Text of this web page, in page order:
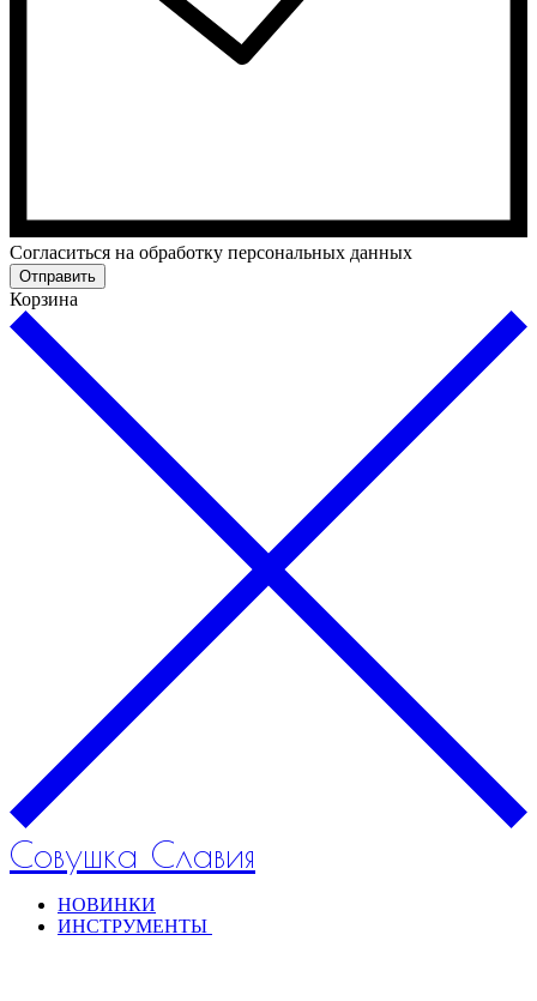
Cогласиться на обработку персональных данных
Отправить
Корзина
Совушка Славия
НОВИНКИ
ИНСТРУМЕНТЫ